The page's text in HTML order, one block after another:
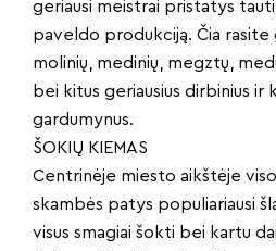
geriausi meistrai pristatys
paveldo produkciją. Čia rasite
molinių, medinių, megztų,
bei kitus geriausius dirbinius ir
gardumynus.
ŠOKIŲ KIEMAS
Centrinėje miesto aikštėje
skambės patys populiariausi
visus smagiai šokti bei kartu